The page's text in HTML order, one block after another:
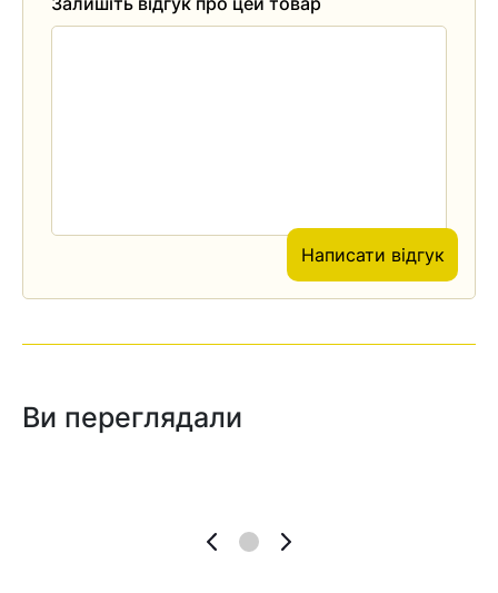
Написати відгук
Ви переглядали